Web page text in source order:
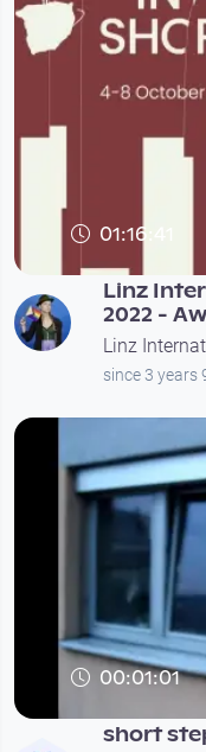
01:16:41
Linz
2022 -
Linz
since 3 years
00:01:01
short